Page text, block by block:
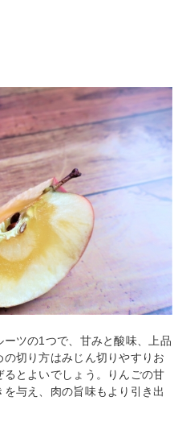
ツの1つで、甘みと酸味、上品
切り方はみじん切りやすりお
とよいでしょう。りんごの甘
与え、肉の旨味もより引き出